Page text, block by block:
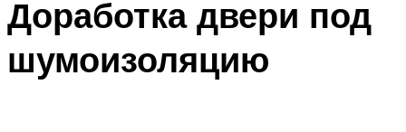
Доработка двери под
шумоизоляцию